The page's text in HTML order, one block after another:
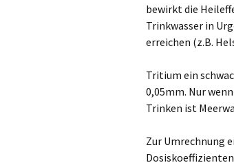
bewirkt die
Trinkwasser in
erreichen (z.B.
Tritium ein
0,05mm. Nur
Trinken ist
Zur Umrechnung